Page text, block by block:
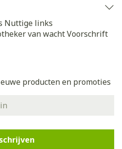
Nuttige links
van wachtVoorschrift
producten en promoties